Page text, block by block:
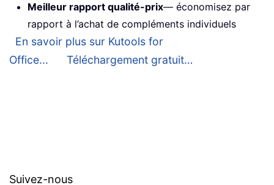
Meilleur rapport qualité-prix— économisez par
rapport à l’achat de compléments individuels
En savoir plus sur Kutools for
Office...
Téléchargement gratuit…
Suivez-nous